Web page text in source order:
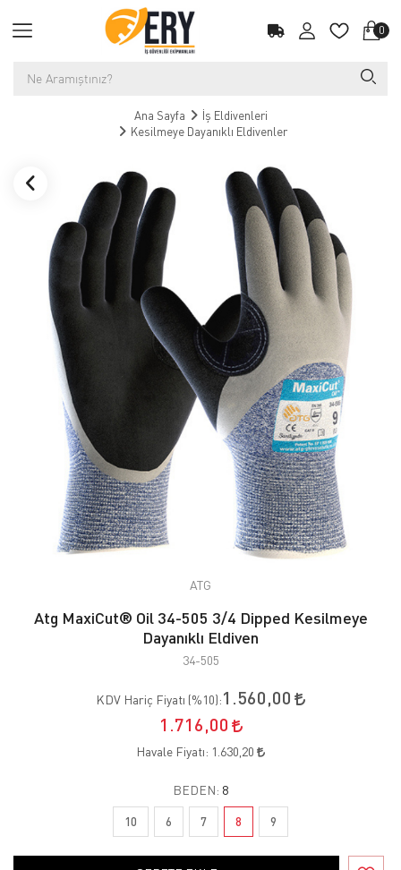
0
Ana Sayfa
İş Eldivenleri
Kesilmeye Dayanıklı Eldivenler
ATG
Atg MaxiCut® Oil 34-505 3/4 Dipped Kesilmeye
Dayanıklı Eldiven
34-505
KDV Hariç Fiyatı (%10):1.560,00
1.716,00
Havale Fiyatı: 1.630,20
BEDEN: 8
10 6 7 8 9